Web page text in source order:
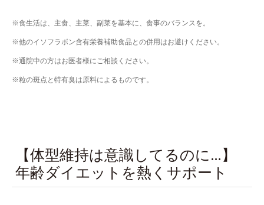
※食生活は、主食、主菜、副菜を基本に、食事のバランスを。
※他のイソフラボン含有栄養補助食品との併用はお避けください。
※通院中の方はお医者様にご相談ください。
※粒の斑点と特有臭は原料によるものです。
【体型維持は意識してるのに…】
年齢ダイエットを熱くサポート